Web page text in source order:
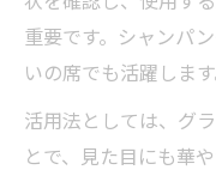
重要です。シャンパ
いの席でも活躍します
活用法としては、グ
とで、見た目にも華